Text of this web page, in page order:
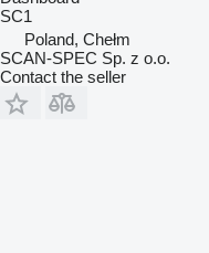
SC1
Poland, Chełm
SCAN-SPEC Sp. z o.o.
Contact the seller